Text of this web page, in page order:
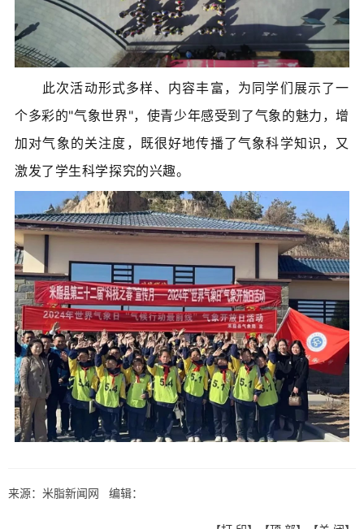
此次活动形式多样、内容丰富，为同学们展示了一
个多彩的"气象世界"，使青少年感受到了气象的魅力，增
加对气象的关注度，既很好地传播了气象科学知识，又
激发了学生科学探究的兴趣。
来源：米脂新闻网 编辑：